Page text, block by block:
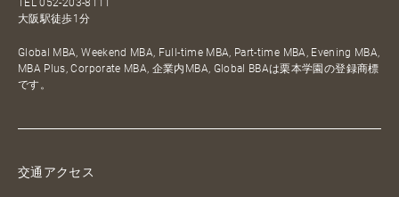
大阪駅徒歩1分
Global MBA, Weekend MBA, Full-time MBA, Part-time MBA, Evening MBA,
MBA Plus, Corporate MBA, 企業内MBA, Global BBAは栗本学園の登録商標
です。
交通アクセス